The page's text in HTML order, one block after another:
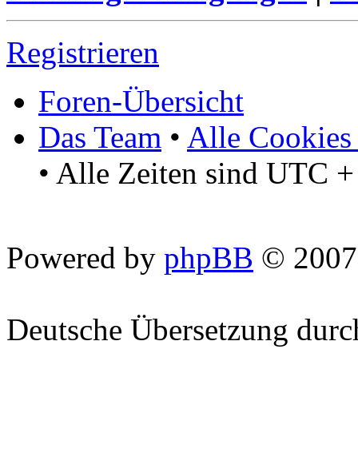
Registrieren
Foren-Übersicht
Das Team • Alle Cookies
• Alle Zeiten sind UTC
Powered by phpBB ©
Deutsche Übersetzung